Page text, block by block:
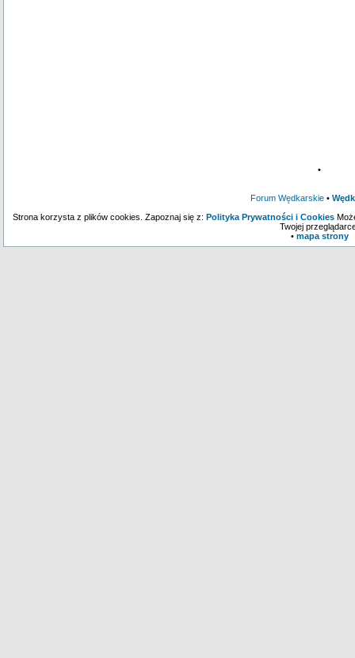
•
Forum Wędkarskie•
Strona korzysta z plików cookies. Zapoznaj się z: Polityka Prywatności i Cookies
Twojej
• mapa strony